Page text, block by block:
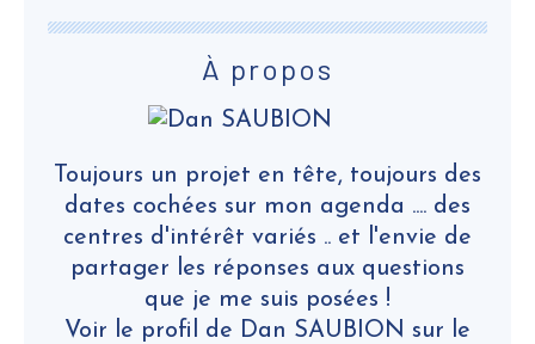
À propos
Toujours un projet en tête, toujours des
dates cochées sur mon agenda .... des
centres d'intérêt variés .. et l'envie de
partager les réponses aux questions
que je me suis posées !
Voir le profil de Dan SAUBION sur le